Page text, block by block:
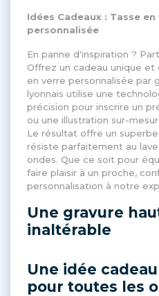
Idées Cadeaux : Tasse
personnalisée
En panne d'inspiration ?
Offrez un cadeau unique
en verre personnalisée par
lyonnais utilise une
précision pour inscrire un
ou une illustration sur-
Le résultat offre un
résiste parfaitement au
ondes. Que ce soit pour
faire plaisir à un proche,
personnalisation à notre
Une gravure
inaltérable
Une idée
pour toutes les